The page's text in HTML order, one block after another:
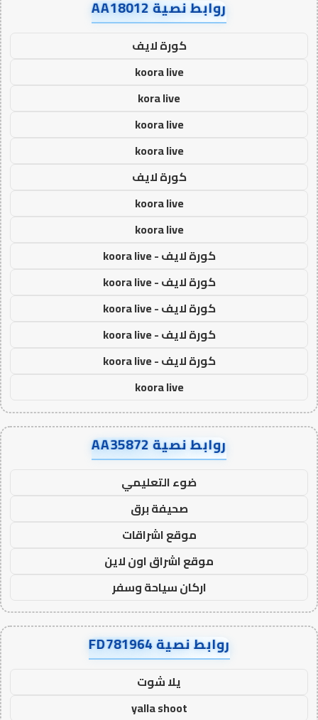
روابط نصية AA18012
كورة لايف
koora live
kora live
koora live
koora live
كورة لايف
koora live
koora live
كورة لايف - koora live
كورة لايف - koora live
كورة لايف - koora live
كورة لايف - koora live
كورة لايف - koora live
koora live
روابط نصية AA35872
ضوء التعليمي
صحيفة برق
موقع اشراقات
موقع اشراق اون لاين
اركان سياحة وسفر
روابط نصية FD781964
يلا شوت
yalla shoot